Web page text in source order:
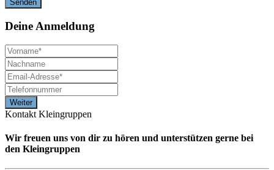
DeineAnmeldung
Kontakt Kleingruppen
Wir freuen uns von dir zu hören und unterstützen gerne bei
den Kleingruppen